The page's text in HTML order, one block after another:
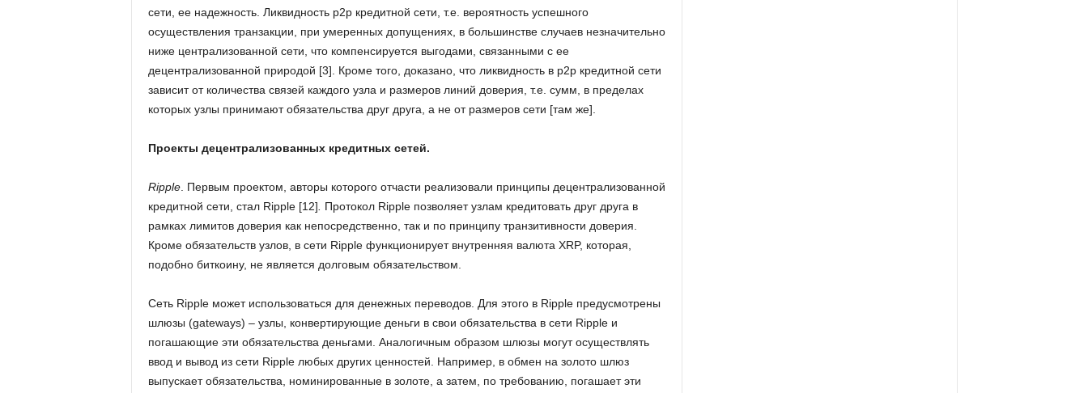
сети, ее надежность. Ликвидность р2р кредитной сети, т.е. вероятность успешного
осуществления транзакции, при умеренных допущениях, в большинстве случаев незначительно
ниже централизованной сети, что компенсируется выгодами, связанными с ее
децентрализованной природой [3]. Кроме того, доказано, что ликвидность в р2р кредитной сети
зависит от количества связей каждого узла и размеров линий доверия, т.е. сумм, в пределах
которых узлы принимают обязательства друг друга, а не от размеров сети [там же].
Проекты децентрализованных кредитных сетей.
Ripple. Первым проектом, авторы которого отчасти реализовали принципы децентрализованной
кредитной сети, стал Ripple [12]
Протокол Ripple позволяет узлам кредитовать друг друга в
рамках лимитов доверия как непосредственно, так и по принципу транзитивности доверия.
Кроме обязательств узлов, в сети Ripple функционирует внутренняя валюта XRP, которая,
подобно биткоину, не является долговым обязательством.
Сеть Ripple может использоваться для денежных переводов. Для этого в Ripple предусмотрены
шлюзы (gateways) – узлы, конвертирующие деньги в свои обязательства в сети Ripple и
погашающие эти обязательства деньгами. Аналогичным образом шлюзы могут осуществлять
ввод и вывод из сети Ripple любых других ценностей. Например, в обмен на золото шлюз
выпускает обязательства, номинированные в золоте, а затем, по требованию, погашает эти